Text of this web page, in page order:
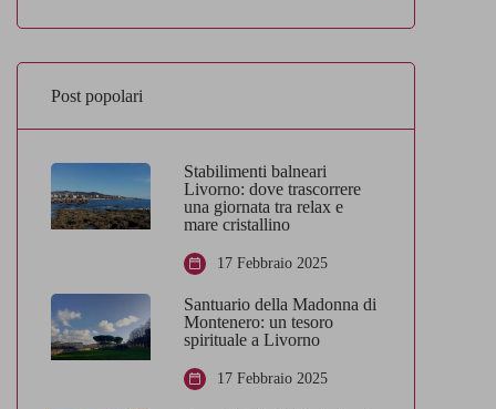
Post popolari
Stabilimenti balneari
Livorno: dove trascorrere
una giornata tra relax e
mare cristallino
17 Febbraio 2025
Santuario della Madonna di
Montenero: un tesoro
spirituale a Livorno
17 Febbraio 2025